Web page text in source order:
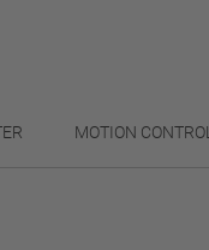
MOTION CONTROL